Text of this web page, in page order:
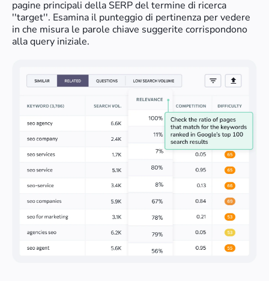
pagine principali della SERP del termine di ricerca
''target''. Esamina il punteggio di pertinenza per vedere
in che misura le parole chiave suggerite corrispondono
alla query iniziale.